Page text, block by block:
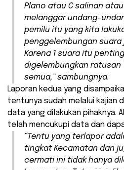
Plano atau C salinan
melanggar undang-
pemilu itu yang kita
penggelembungan suara
Karena 1 suara itu
digelembungkan ratusan
semua,” sambungnya.
Laporan kedua yang
tentunya sudah melalui kajian
data yang dilakukan pihaknya.
telah mencukupi data dan
“Tentu yang terlapor
tingkat Kecamatan dan
cermati ini tidak hanya